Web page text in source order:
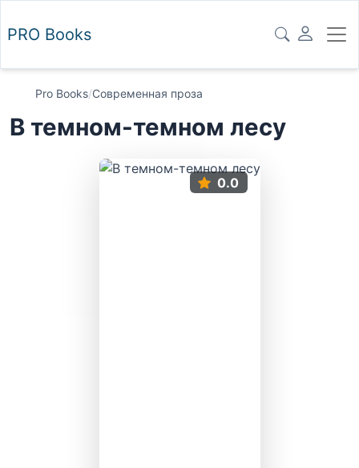
PRO Books
Pro Books/Современная проза
В темном-темном лесу
0.0